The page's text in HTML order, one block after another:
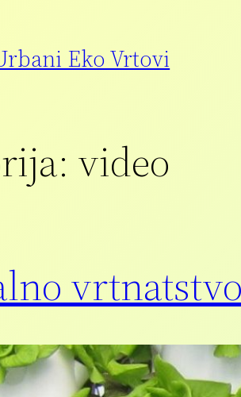
Eko Vrtovi
video
vrtnatstvo